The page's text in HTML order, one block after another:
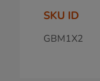
SKU ID
GBM1X2